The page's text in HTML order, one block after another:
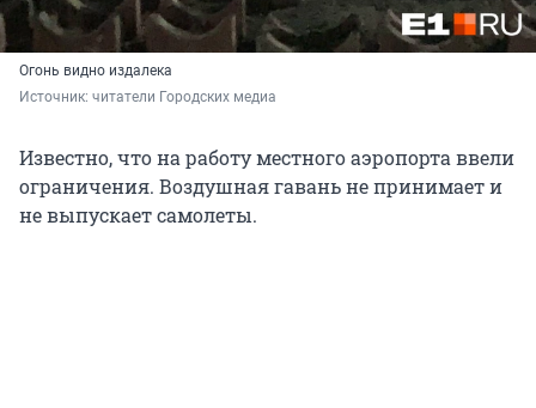
Огонь видно издалека
Источник: читатели Городских медиа
Известно, что на работу местного аэропорта ввели
ограничения. Воздушная гавань не принимает и
не выпускает самолеты.